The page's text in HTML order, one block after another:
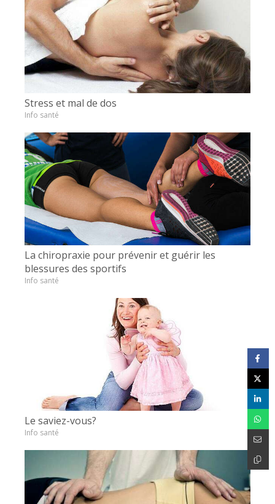
Stress et mal de dos
Info santé
La chiropraxie pour prévenir et guérir les
blessures des sportifs
Info santé
Le saviez-vous?
Info santé